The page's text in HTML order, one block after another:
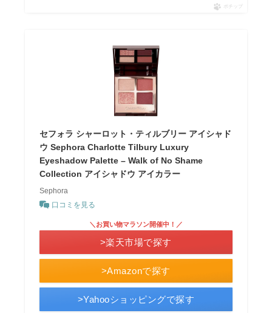
ポチップ
セフォラ シャーロット・ティルブリー アイシャド
ウ Sephora Charlotte Tilbury Luxury
Eyeshadow Palette – Walk of No Shame
Collection アイシャドウ アイカラー
Sephora
口コミを見る
>Amazonで探す
＼お買い物マラソン開催中！／
>楽天市場で探す
>Yahooショッピングで探す